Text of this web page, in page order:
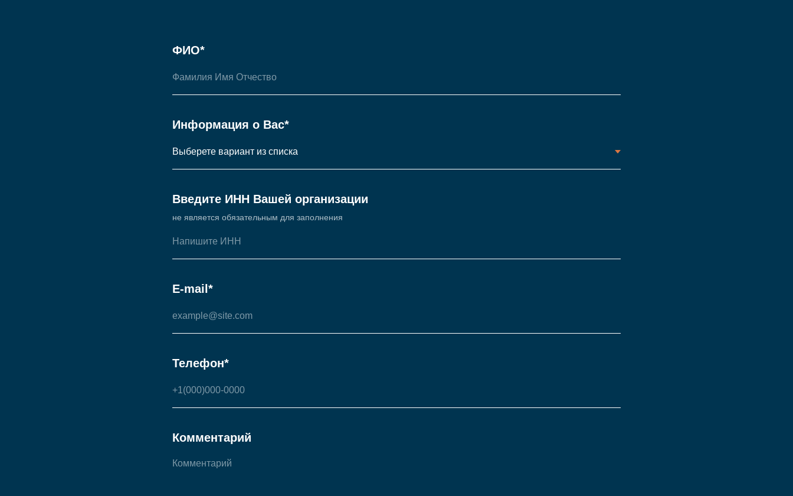
ФИО*
Информация о Вас*
Введите ИНН Вашей организации
не является обязательным для заполнения
E-mail*
Телефон*
Комментарий